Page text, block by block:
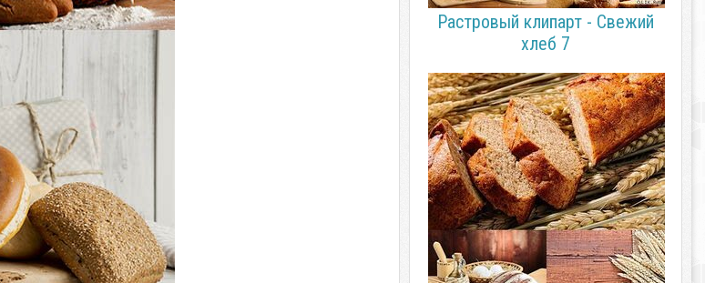
Растровый клипарт - Свежий
хлеб 7